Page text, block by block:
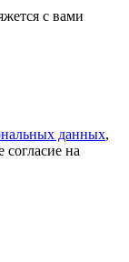
с вами
данных,
согласие на